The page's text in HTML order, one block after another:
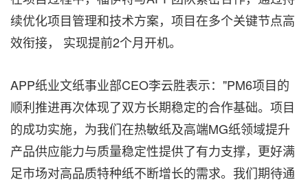
续优化项目管理和技术方案，项目在多个关键节点高
效衔接， 实现提前2个月开机。
APP纸业文纸事业部CEO李云胜表示："PM6项目的
顺利推进再次体现了双方长期稳定的合作基础。项目
的成功实施，为我们在热敏纸及高端MG纸领域提升
产品供应能力与质量稳定性提供了有力支撑，更好满
足市场对高品质特种纸不断增长的需求。我们期待通